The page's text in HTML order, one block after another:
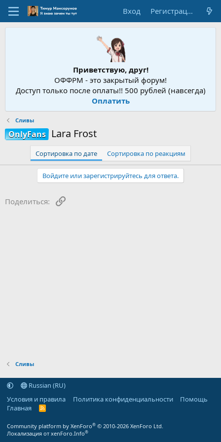
Вход Регистрация
Приветствую, друг!
ОФФРМ - это закрытый форум!
Доступ только после оплаты!! 500 рублей (навсегда)
Оплатить
Сливы
OnlyFans Lara Frost
Сортировка по дате Сортировка по реакциям
Войдите или зарегистрируйтесь для ответа.
Поделиться: Ссылка
Сливы
Russian (RU)
Условия и правила
Политика конфиденциальности
Помощь
Главная
R
Community platform by XenForo® © 2010-2026 XenForo Ltd.
Локализация от xenForo.Info®